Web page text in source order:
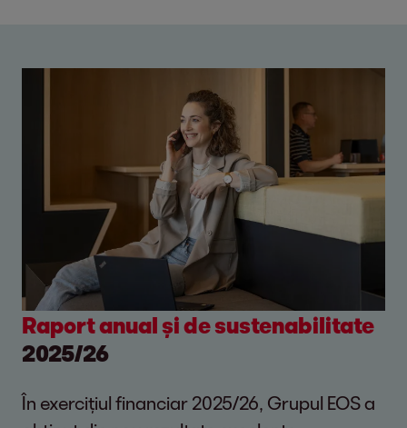
Raport anual și de sustenabilitate
2025/26
În exercițiul financiar 2025/26, Grupul EOS a